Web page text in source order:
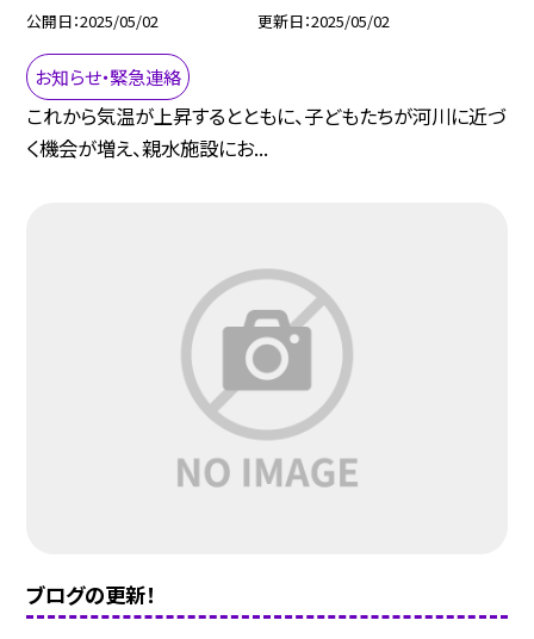
公開日 2025/05/02 更新日 2025/05/02
お知らせ・緊急連絡
これから気温が上昇するとともに、子どもたちが河川に近づ
く機会が増え、親水施設にお...
ブログの更新！